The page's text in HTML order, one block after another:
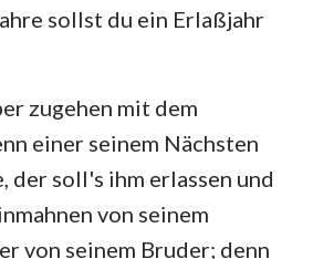
Hiob
Hohelied
Jeremia
Hesekiel
sollst du ein Erlaßjahr
zugehen mit dem
einer seinem Nächsten
der soll's ihm erlassen und
von seinem
von seinem Bruder; denn